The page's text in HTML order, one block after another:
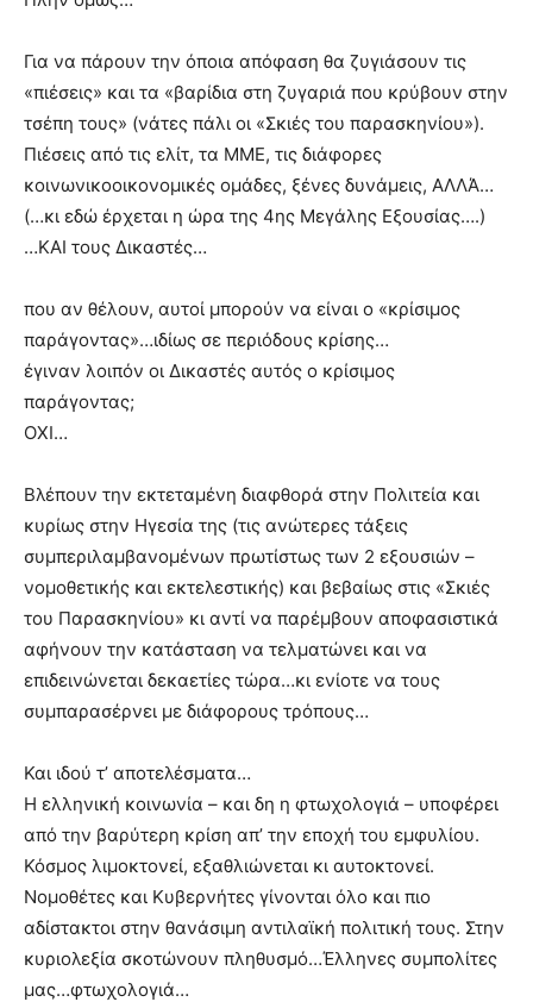
Για να πάρουν την όποια απόφαση θα ζυγιάσουν τις
«πιέσεις» και τα «βαρίδια στη ζυγαριά που κρύβουν στην
τσέπη τους» (νάτες πάλι οι «Σκιές του παρασκηνίου»).
Πιέσεις από τις ελίτ, τα ΜΜΕ, τις διάφορες
κοινωνικοοικονομικές ομάδες, ξένες δυνάμεις, ΑΛΛΆ…
(…κι εδώ έρχεται η ώρα της 4ης Μεγάλης Εξουσίας….)
…ΚΑΙ τους Δικαστές…
που αν θέλουν, αυτοί μπορούν να είναι ο «κρίσιμος
παράγοντας»…ιδίως σε περιόδους κρίσης…
έγιναν λοιπόν οι Δικαστές αυτός ο κρίσιμος
παράγοντας;
ΟΧΙ…
Βλέπουν την εκτεταμένη διαφθορά στην Πολιτεία και
κυρίως στην Ηγεσία της (τις ανώτερες τάξεις
συμπεριλαμβανομένων πρωτίστως των 2 εξουσιών –
νομοθετικής και εκτελεστικής) και βεβαίως στις «Σκιές
του Παρασκηνίου» κι αντί να παρέμβουν αποφασιστικά
αφήνουν την κατάσταση να τελματώνει και να
επιδεινώνεται δεκαετίες τώρα…κι ενίοτε να τους
συμπαρασέρνει με διάφορους τρόπους…
Και ιδού τ’ αποτελέσματα…
Η ελληνική κοινωνία – και δη η φτωχολογιά – υποφέρει
από την βαρύτερη κρίση απ’ την εποχή του εμφυλίου.
Κόσμος λιμοκτονεί, εξαθλιώνεται κι αυτοκτονεί.
Νομοθέτες και Κυβερνήτες γίνονται όλο και πιο
αδίστακτοι στην θανάσιμη αντιλαϊκή πολιτική τους. Στην
κυριολεξία σκοτώνουν πληθυσμό…Έλληνες συμπολίτες
μας…φτωχολογιά…